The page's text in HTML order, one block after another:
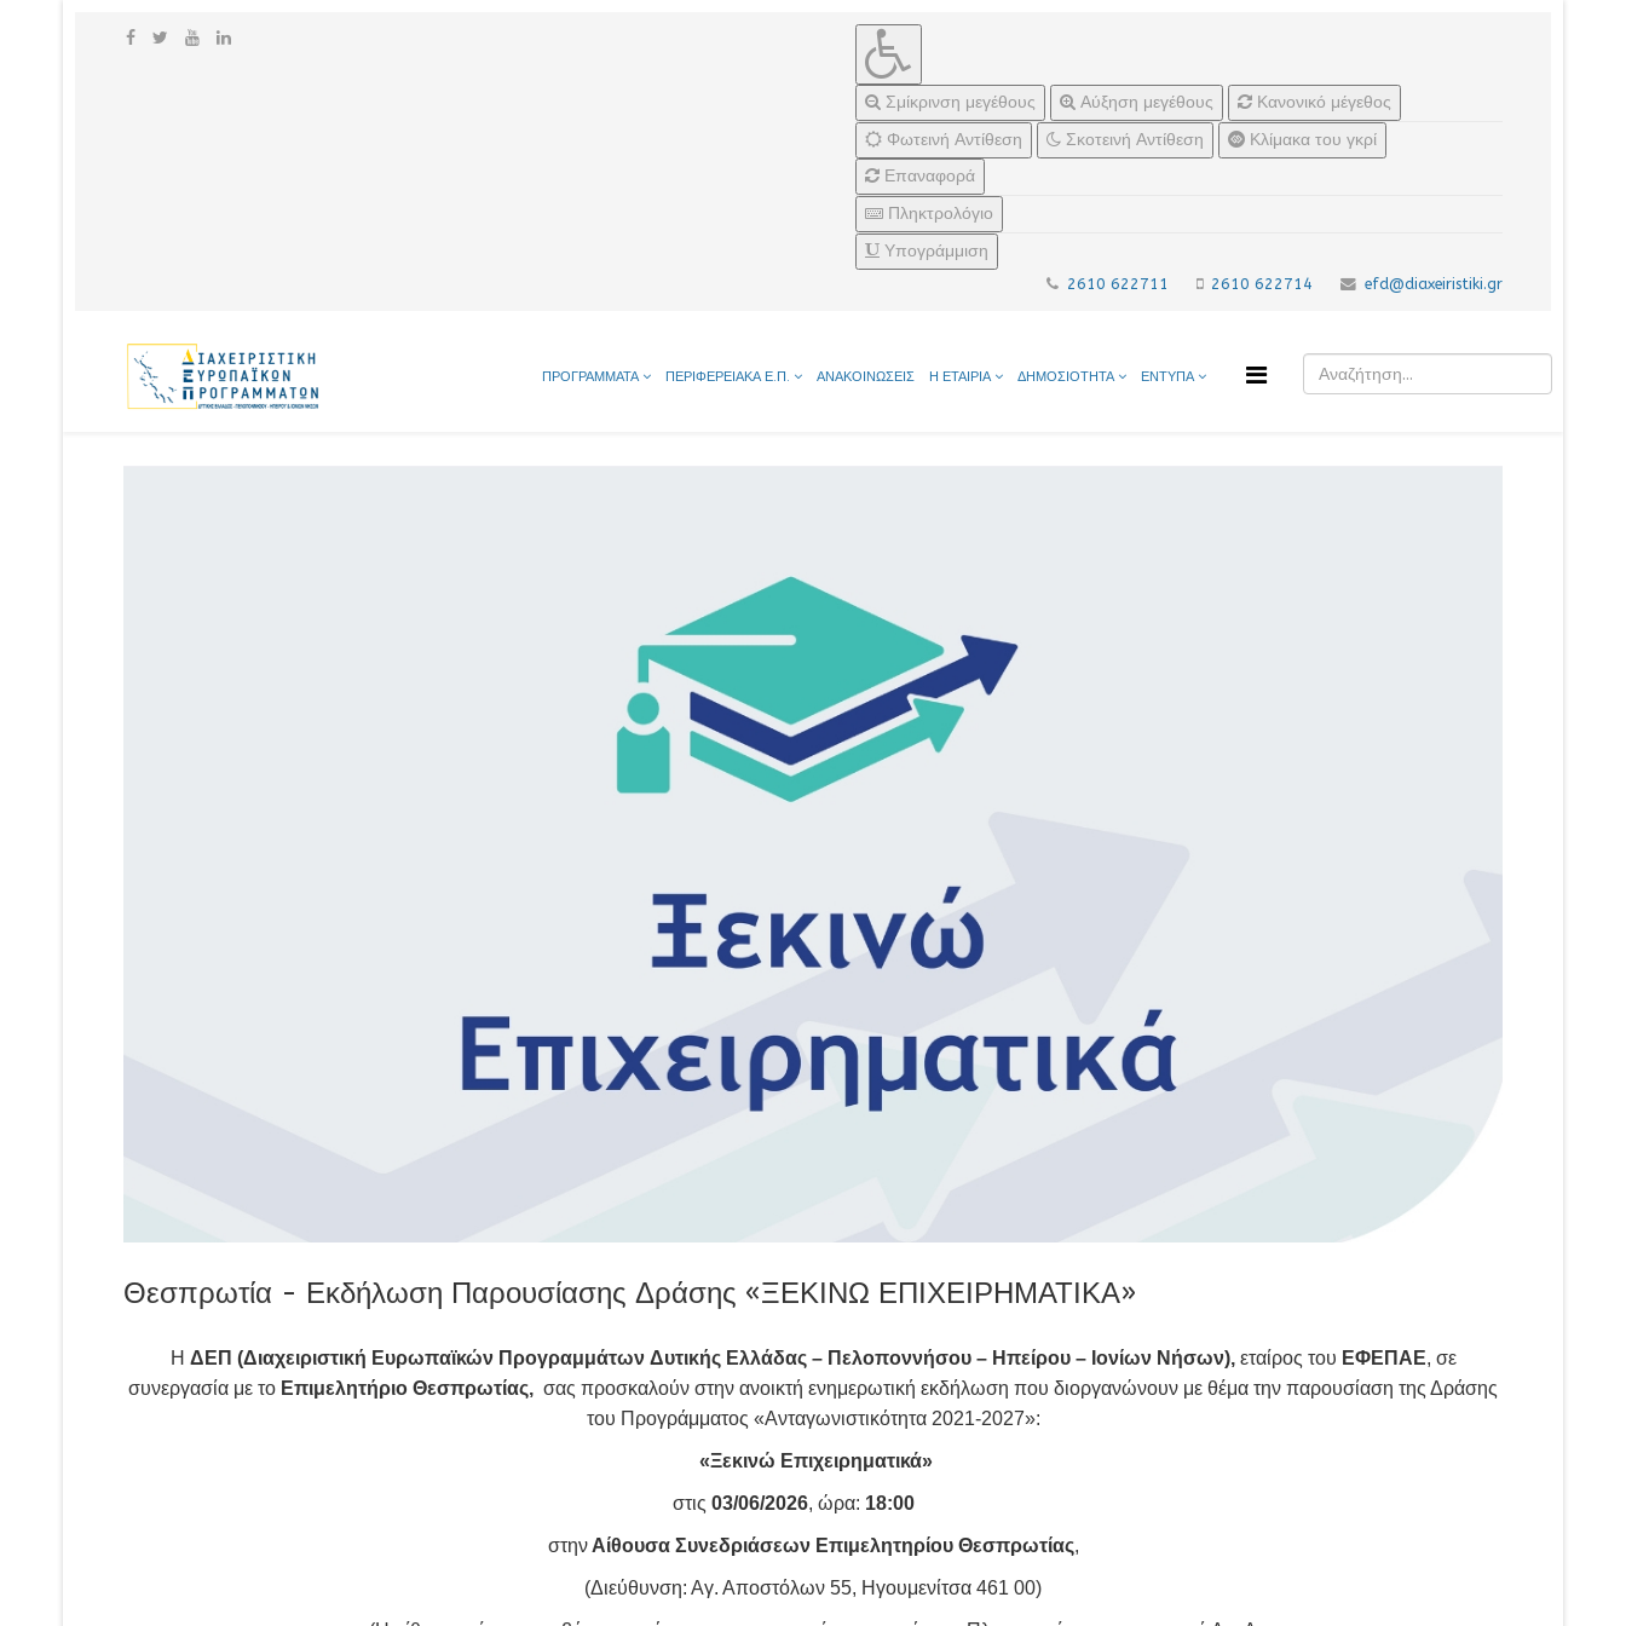
Σμίκρινση μεγέθους Αύξηση μεγέθους
Κανονικό μέγεθος
Φωτεινή Αντίθεση
Σκοτεινή Αντίθεση
Κλίμακα του γκρί
Επαναφορά
Πληκτρολόγιο
Υπογράμμιση
2610 622711 2610 622714 efd@diaxeiristiki.gr
ΠΡΟΓΡΑΜΜΑΤΑ ΠΕΡΙΦΕΡΕΙΑΚΑ Ε.Π. ΑΝΑΚΟΙΝΩΣΕΙΣ Η ΕΤΑΙΡΙΑ ΔΗΜΟΣΙΟΤΗΤΑ ΕΝΤΥΠΑ
Θεσπρωτία - Εκδήλωση Παρουσίασης Δράσης «ΞΕΚΙΝΩ ΕΠΙΧΕΙΡΗΜΑΤΙΚΑ»
Η ΔΕΠ (Διαχειριστική Ευρωπαϊκών Προγραμμάτων Δυτικής Ελλάδας – Πελοποννήσου – Ηπείρου – Ιονίων Νήσων),εταίρος του ΕΦΕΠΑΕ, σε
συνεργασία με το Επιμελητήριο Θεσπρωτίας, σας προσκαλούν στην ανοικτή ενημερωτική εκδήλωση που διοργανώνουν με θέμα την παρουσίαση της Δράσης
του Προγράμματος «Ανταγωνιστικότητα 2021-2027»:
«Ξεκινώ Επιχειρηματικά»
στις 03/06/2026, ώρα: 18:00
στηνΑίθουσα Συνεδριάσεων Επιμελητηρίου Θεσπρωτίας,
(Διεύθυνση: Αγ. Αποστόλων 55, Ηγουμενίτσα 461 00)